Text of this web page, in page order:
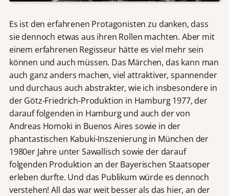
Es ist den erfahrenen Protagonisten zu danken, dass
sie dennoch etwas aus ihren Rollen machten. Aber mit
einem erfahrenen Regisseur hätte es viel mehr sein
können und auch müssen. Das Märchen, das kann man
auch ganz anders machen, viel attraktiver, spannender
und durchaus auch abstrakter, wie ich insbesondere in
der Götz-Friedrich-Produktion in Hamburg 1977, der
darauf folgenden in Hamburg und auch der von
Andreas Homoki in Buenos Aires sowie in der
phantastischen Kabuki-Inszenierung in München der
1980er Jahre unter Sawallisch sowie der darauf
folgenden Produktion an der Bayerischen Staatsoper
erleben durfte. Und das Publikum würde es dennoch
verstehen! All das war weit besser als das hier, an der